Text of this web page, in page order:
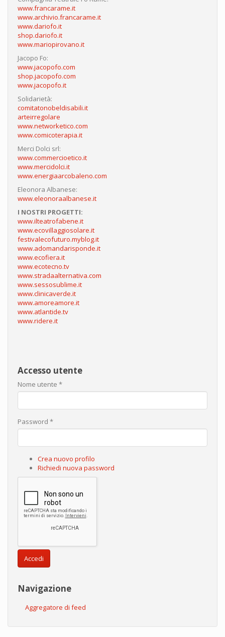
www.francarame.it
www.archivio.francarame.it
www.dariofo.it
shop.dariofo.it
www.mariopirovano.it
Jacopo Fo:
www.jacopofo.com
shop.jacopofo.com
www.jacopofo.it
Solidarietà:
comitatonobeldisabili.it
arteirregolare
www.networketico.com
www.comicoterapia.it
Merci Dolci srl:
www.commercioetico.it
www.mercidolci.it
www.energiaarcobaleno.com
Eleonora Albanese:
www.eleonoraalbanese.it
I NOSTRI PROGETTI:
www.ilteatrofabene.it
www.ecovillaggiosolare.it
festivalecofuturo.myblog.it
www.adomandarisponde.it
www.ecofiera.it
www.ecotecno.tv
www.stradaalternativa.com
www.sessosublime.it
www.clinicaverde.it
www.amoreamore.it
www.atlantide.tv
www.ridere.it
Accesso utente
Nome utente *
Password *
Crea nuovo profilo
Richiedi nuova password
Accedi
Navigazione
Aggregatore di feed